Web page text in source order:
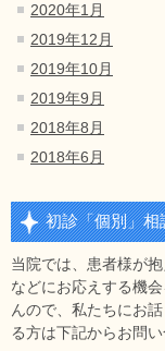
2020年1月
2019年12月
2019年10月
2019年9月
2018年8月
2018年6月
初診「個別」相
当院では、患者様が
などにお応えする機
んので、私たちにお
る方は下記からお問い